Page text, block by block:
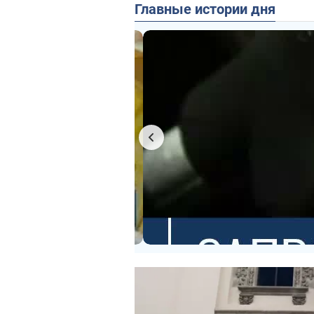
Главные истории дня